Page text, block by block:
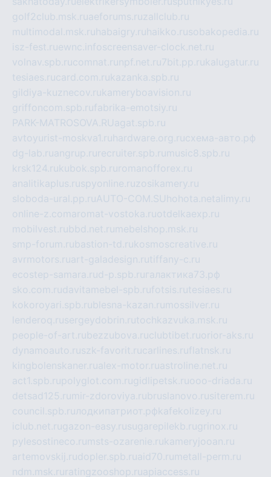
golf2club.msk.ruaeforums.ruzallclub.ru
multimodal.msk.ru habaigry.ru haikko.rusobakopedia.ru
isz-fest.ruewnc.infoscreensaver-clock.net.ru
volnav.spb.rucomnat.ru npf.net.ru7bit.pp.rukalugatur.ru
tesiaes.rucard.com.rukazanka.spb.ru
gildiya-kuznecov.rukameryboavision.ru
griffoncom.spb.rufabrika-emotsiy.ru
PARK-MATROSOVA.RUagat.spb.ru
avtoyurist-moskva1.ru hardware.org.ruсхема-авто.рф
dg-lab.ruangrup.ru recruiter.spb.ru music8.spb.ru
krsk124.rukubok.spb.ru romanofforex.ru
analitikaplus.ruspyonline.ruzosikamery.ru
sloboda-ural.pp.ruAUTO-COM.SU hohota.netalimy.ru
online-z.comaromat-vostoka.ruotdelkaexp.ru
mobilvest.rubbd.net.ru mebelshop.msk.ru
smp-forum.rubastion-td.rukosmoscreative.ru
avrmotors.ruart-galadesign.rutiffany-c.ru
ecostep-samara.rud-p.spb.ru галактика73.рф
sko.com.rudavitamebel-spb.rufotsis.rutesiaes.ru
kokoroyari.spb.rublesna-kazan.ru mossilver.ru
lenderoq.rusergeydobrin.rutochkazvuka.msk.ru
people-of-art.rubezzubova.ruclubtibet.ruorior-aks.ru
dynamoauto.ruszk-favorit.rucarlines.ruflatnsk.ru
kingbolenskaner.rualex-motor.ruastroline.net.ru
act1.spb.rupolyglot.com.rugidlipetsk.ruooo-driada.ru
detsad125.ru mir-zdoroviya.rubruslanovo.rusiterem.ru
council.spb.ruлодкипатриот.рфkafekolizey.ru
iclub.net.rugazon-easy.rusugarepilekb.rugrinox.ru
pylesostineco.ru msts-ozarenie.rukameryjooan.ru
artemovskij.rudopler.spb.ruaid70.ru metall-perm.ru
ndm.msk.ru ratingzooshop.ruapiaccess.ru